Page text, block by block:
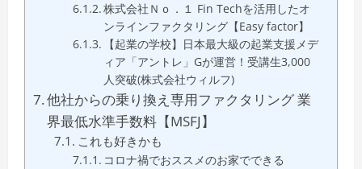
株式会社Ｎｏ．１ Fin Techを活用したオ
ンラインファクタリング【Easy factor】
【起業の学校】日本最大級の起業支援メデ
ィア「アントレ」Gが運営！受講生3,000
人突破(株式会社ウィルフ)
他社からの乗り換え専用ファクタリング 業
界最低水準手数料【MSFJ】
これも好きかも
コロナ禍でおススメのお家でできる